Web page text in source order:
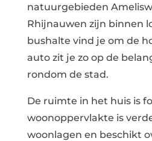
natuurgebieden
Rhijnauwen zijn binnen
bushalte vind je om de
auto zit je zo op de
rondom de stad.
De ruimte in het huis is
woonoppervlakte is
woonlagen en beschikt